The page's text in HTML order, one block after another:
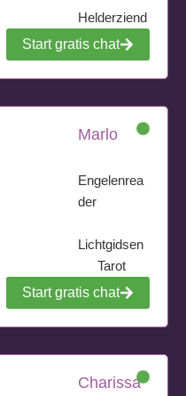
Helderziend
Start gratis chat
Marlo
Engelenrea
der
Lichtgidsen
Tarot
Start gratis chat
Charissa